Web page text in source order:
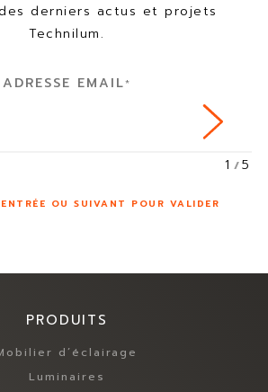
derniers actus et projets
Technilum.
ADRESSE EMAIL*
1 5
OU SUIVANT POUR VALIDER
PRODUITS
d’éclairage
Luminaires